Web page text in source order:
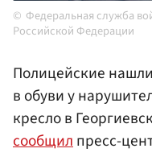
Федеральная служба
Российской Федерации
Полицейские
в обуви у
кресло в
сообщилпресс-